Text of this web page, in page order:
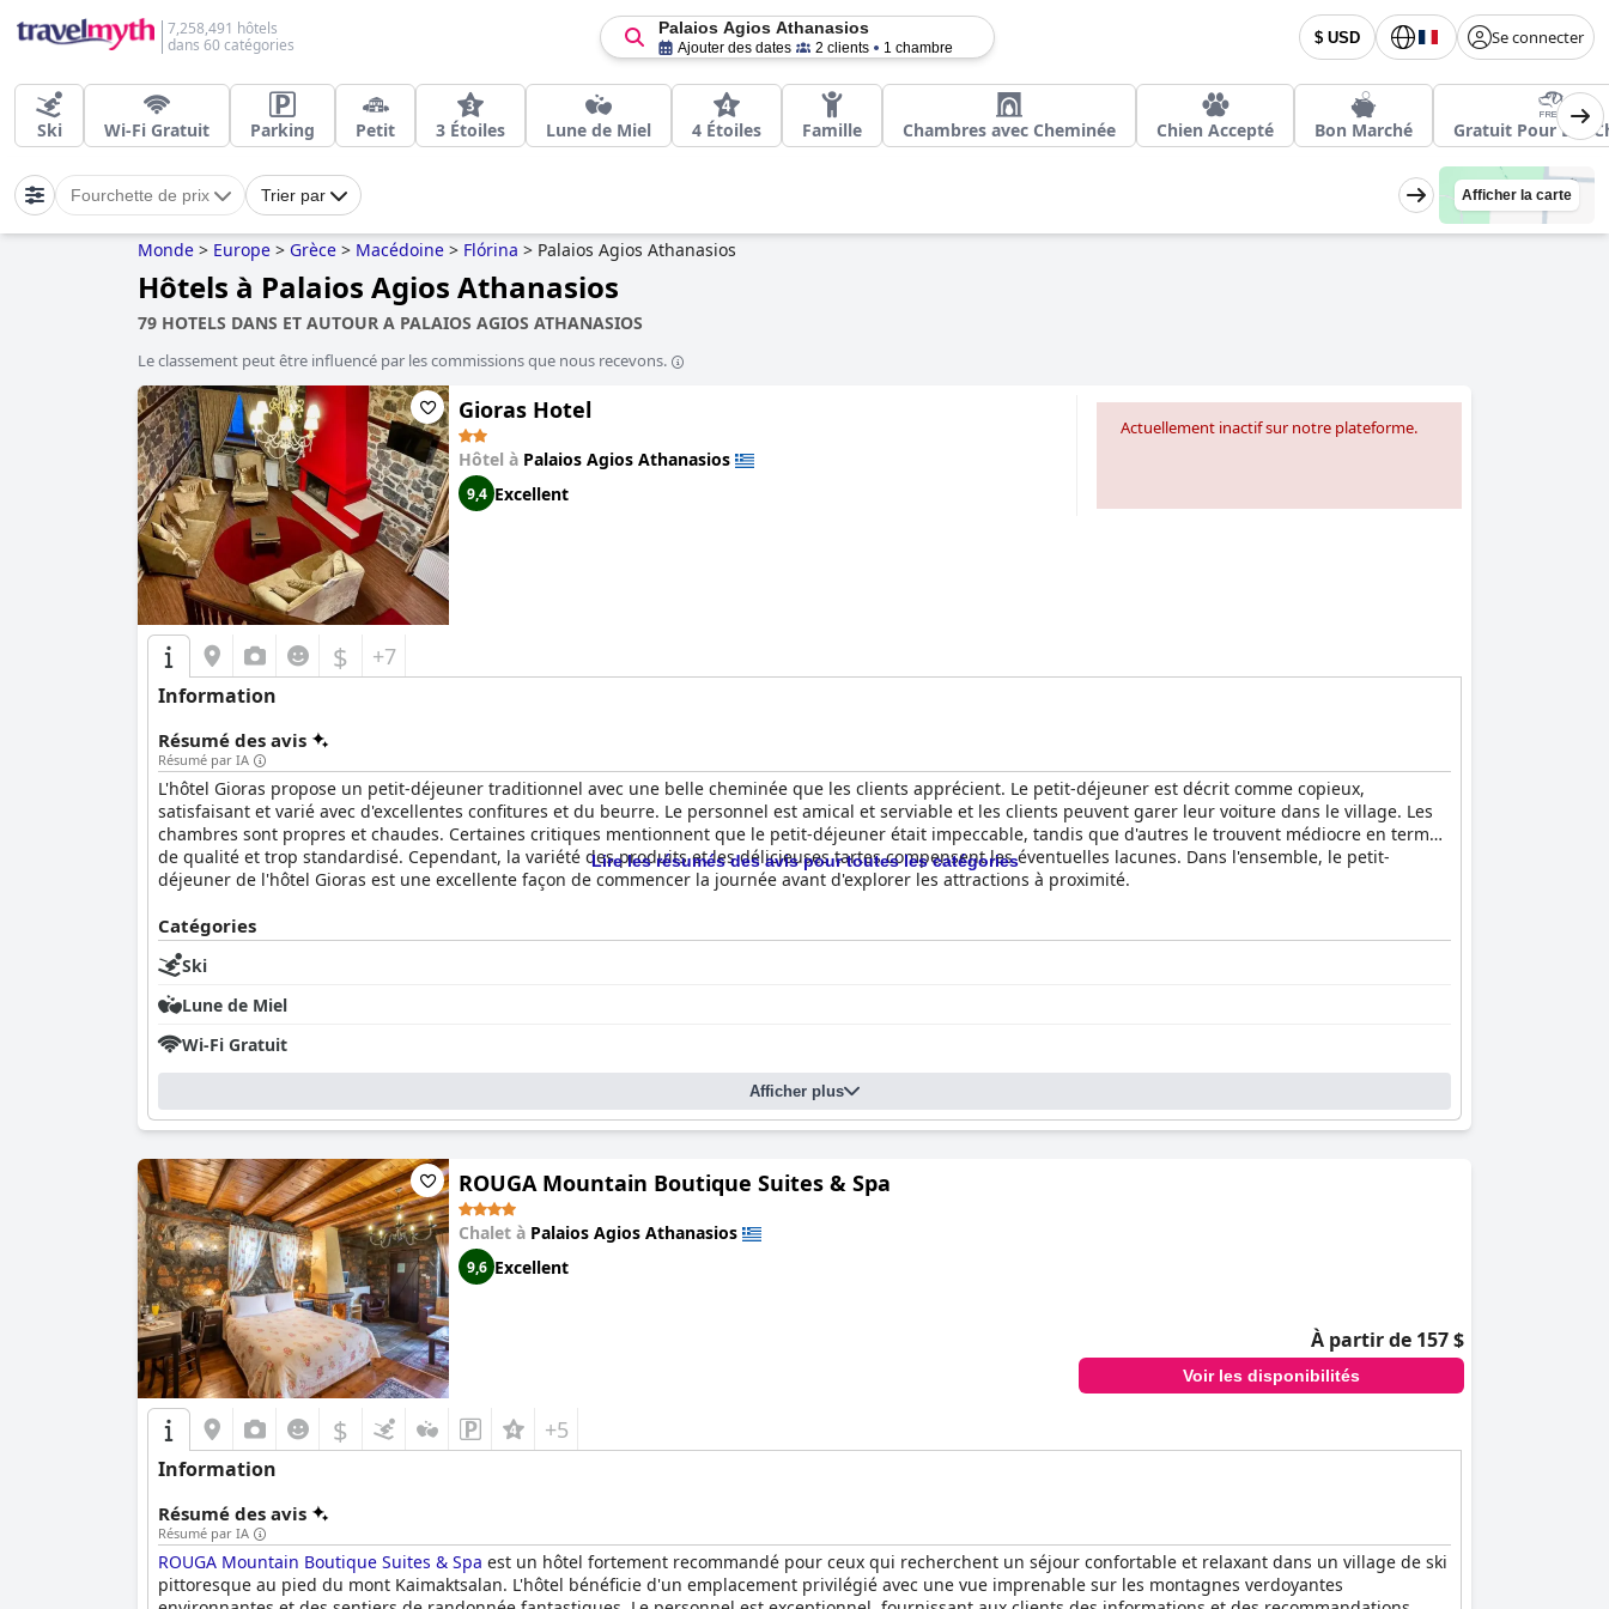
7,258,491 hôtels
dans 60 catégories
$ USD Se connecter
Palaios Agios Athanasios
Ajouter des dates 2 clients 1 chambre
Ski Wi-Fi Gratuit Parking Petit 3 Étoiles Lune de Miel 4 Étoiles Famille Chambres avec Cheminée Chien Accepté Bon Marché Gratuit Pour Les
Fourchette de prix Trier par Afficher la carte
Monde > Europe > Grèce > Macédoine > Flórina > Palaios Agios Athanasios
Hôtels à Palaios Agios Athanasios
79 HOTELS DANS ET AUTOUR A PALAIOS AGIOS ATHANASIOS
Le classement peut être influencé par les commissions que nous recevons.
Gioras Hotel
Hôtel à Palaios Agios Athanasios
9,4 Excellent
Actuellement inactif sur notre plateforme.
$ +7
Information
Résumé des avis
Résumé par IA
L'hôtel Gioras propose un petit-déjeuner traditionnel avec une belle cheminée que les clients apprécient. Le petit-déjeuner est décrit comme copieux,
satisfaisant et varié avec d'excellentes confitures et du beurre. Le personnel est amical et serviable et les clients peuvent garer leur voiture dans le village. Les
chambres sont propres et chaudes. Certaines critiques mentionnent que le petit-déjeuner était impeccable, tandis que d'autres le trouvent médiocre en termes
de qualité et trop standardisé. Cependant, la variété des produits et les délicieuses tartes compensent les éventuelles lacunes. Dans l'ensemble, le petit-
déjeuner de l'hôtel Gioras est une excellente façon de commencer la journée avant d'explorer les attractions à proximité.
Lire les résumés des avis pour toutes les catégories
Catégories
Ski
Lune de Miel
Wi-Fi Gratuit
Afficher plus
ROUGA Mountain Boutique Suites & Spa
Chalet à Palaios Agios Athanasios
9,6 Excellent
À partir de 157 $
Voir les disponibilités
$ +5
Information
Résumé des avis
Résumé par IA
ROUGA Mountain Boutique Suites & Spa est un hôtel fortement recommandé pour ceux qui recherchent un séjour confortable et relaxant dans un village de ski
pittoresque au pied du mont Kaimaktsalan. L'hôtel bénéficie d'un emplacement privilégié avec une vue imprenable sur les montagnes verdoyantes